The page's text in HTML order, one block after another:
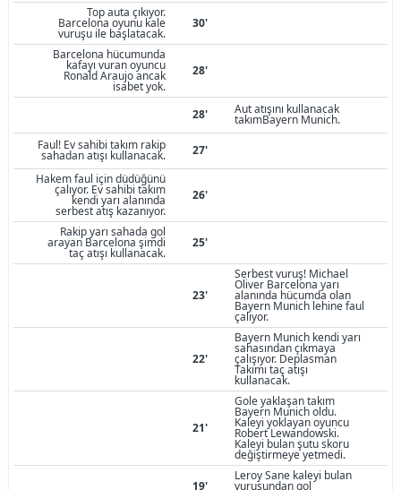
Top auta çıkıyor.
Barcelona oyunu kale
vuruşu ile başlatacak.
30'
Barcelona hücumunda
kafayı vuran oyuncu
Ronald Araujo ancak
isabet yok.
28'
28' Aut atışını kullanacak
takımBayern Munich.
Faul! Ev sahibi takım rakip
sahadan atışı kullanacak.
27'
Hakem faul için düdüğünü
çalıyor. Ev sahibi takım
kendi yarı alanında
serbest atış kazanıyor.
26'
Rakip yarı sahada gol
arayan Barcelona şimdi
taç atışı kullanacak.
25'
23'
Serbest vuruş! Michael
Oliver Barcelona yarı
alanında hücumda olan
Bayern Munich lehine faul
çalıyor.
22'
Bayern Munich kendi yarı
sahasından çıkmaya
çalışıyor. Deplasman
Takımı taç atışı
kullanacak.
21'
Gole yaklaşan takım
Bayern Munich oldu.
Kaleyi yoklayan oyuncu
Robert Lewandowski.
Kaleyi bulan şutu skoru
değiştirmeye yetmedi.
19'
Leroy Sane kaleyi bulan
vuruşundan gol